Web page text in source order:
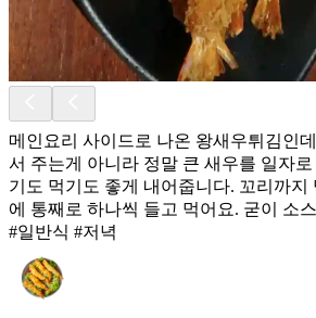
메인요리 사이드로 나온 왕새우튀김인
서 주는게 아니라 정말 큰 새우를 일자
기도 먹기도 좋게 내어줍니다. 꼬리까지
에 통째로 하나씩 들고 먹어요. 굳이 소
#일반식 #저녁